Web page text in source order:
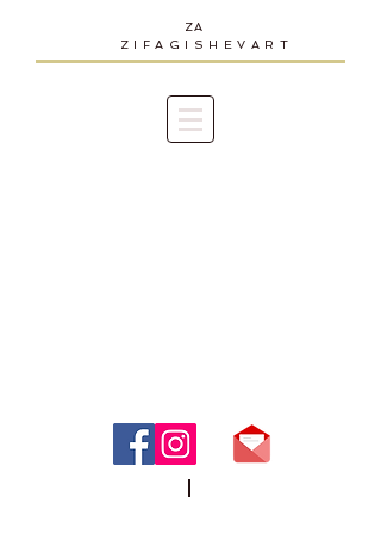
Z A
ZIFAGISHEVART